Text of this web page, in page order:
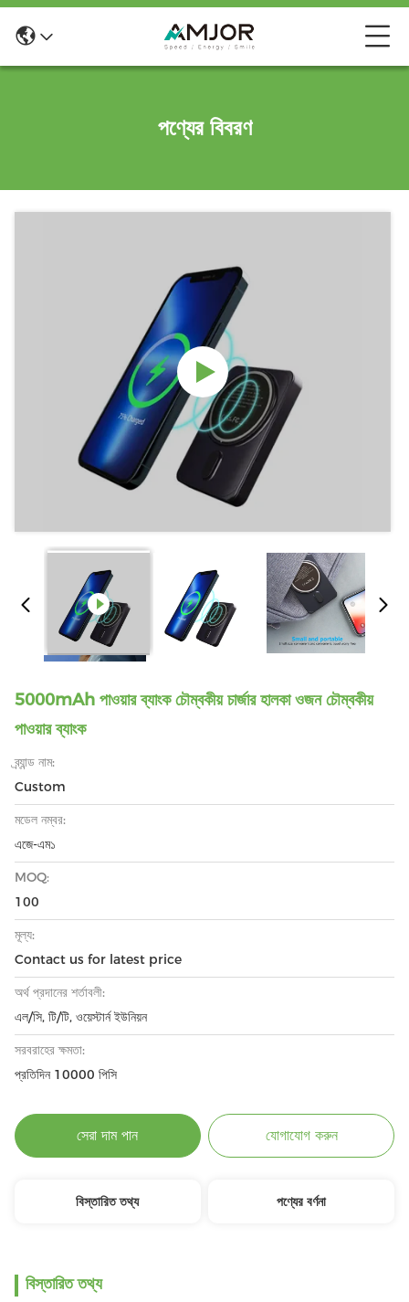
পণ্যের বিবরণ
5000mAh পাওয়ার ব্যাংক চৌম্বকীয় চার্জার হালকা ওজন চৌম্বকীয়
পাওয়ার ব্যাংক
ব্র্যান্ড নাম:
Custom
মডেল নম্বর:
এজে-এম১
MOQ:
100
মূল্য:
Contact us for latest price
অর্থ প্রদানের শর্তাবলী:
এল/সি, টি/টি, ওয়েস্টার্ন ইউনিয়ন
সরবরাহের ক্ষমতা:
প্রতিদিন 10000 পিসি
সেরা দাম পান যোগাযোগ করুন
বিস্তারিত তথ্য পণ্যের বর্ণনা
বিস্তারিত তথ্য